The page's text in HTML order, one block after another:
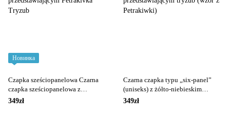
Новинка
Czapka sześciopanelowa Czarna
czapka sześciopanelowa z
niebiesko-żółtym haftem
349zł
Czarna czapka typu „six-panel”
(uniseks) z żółto-niebieskim
haftem przedstawiającym tryzub
349zł